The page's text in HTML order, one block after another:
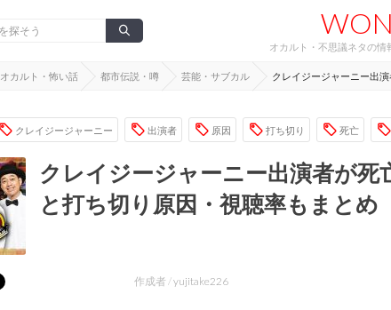
オカルト・不思議ネタの情
オカルト・怖い話 都市伝説・噂 芸能・サブカル クレイジージャーニー出
クレイジージャーニー 出演者 原因 打ち切り 死亡
クレイジージャーニー出演者が死
と打ち切り原因・視聴率もまとめ
作成者 /yujitake226